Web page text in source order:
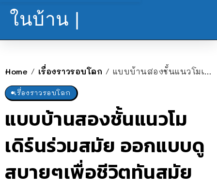
ในบ้าน |
Home / เรื่องราวรอบโลก / แบบบ้านสองชั้นแนวโมเดิร์นร่วมสมัย ออกแบบดูสบายๆเพื่อชีวิตทันสมัย
เรื่องราวรอบโลก
แบบบ้านสองชั้นแนวโม
เดิร์นร่วมสมัย ออกแบบดู
สบายๆเพื่อชีวิตทันสมัย